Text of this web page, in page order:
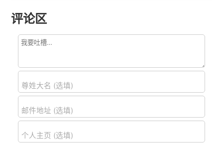
评论区
尊姓大名 (选填)
邮件地址 (选填)
个人主页 (选填)